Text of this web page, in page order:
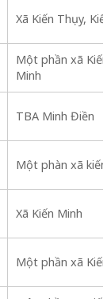
Xã Kiến Thụy,
Một phần xã
Minh
TBA Minh Điền
Một phàn xã kiến
Xã Kiến Minh
Một phần xã